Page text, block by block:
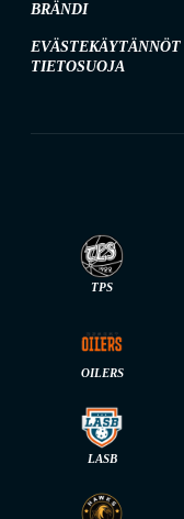
BRÄNDI
EVÄSTEKÄYTÄNNÖT
TIETOSUOJA
TPS
OILERS
LASB